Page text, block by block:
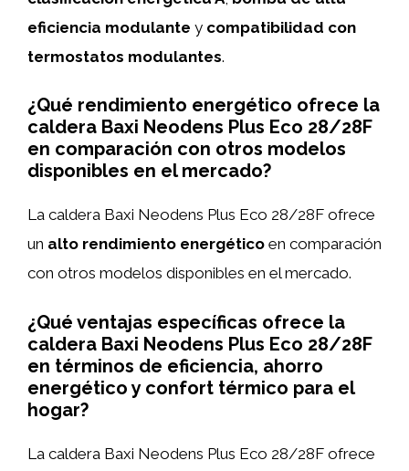
eficiencia modulante y compatibilidad con
termostatos modulantes.
¿Qué rendimiento energético ofrece la
caldera Baxi Neodens Plus Eco 28/28F
en comparación con otros modelos
disponibles en el mercado?
La caldera Baxi Neodens Plus Eco 28/28F ofrece
un alto rendimiento energético en comparación
con otros modelos disponibles en el mercado.
¿Qué ventajas específicas ofrece la
caldera Baxi Neodens Plus Eco 28/28F
en términos de eficiencia, ahorro
energético y confort térmico para el
hogar?
La caldera Baxi Neodens Plus Eco 28/28F ofrece